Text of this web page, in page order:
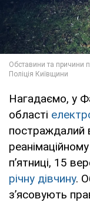
Нагадаємо, у
області
постраждалий
реанімаційному
п’ятниці, 15
річну дівчину.
з’ясовують